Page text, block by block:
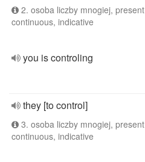
2. osoba liczby mnogiej, present
continuous, indicative
you is controling
they [to control]
3. osoba liczby mnogiej, present
continuous, indicative